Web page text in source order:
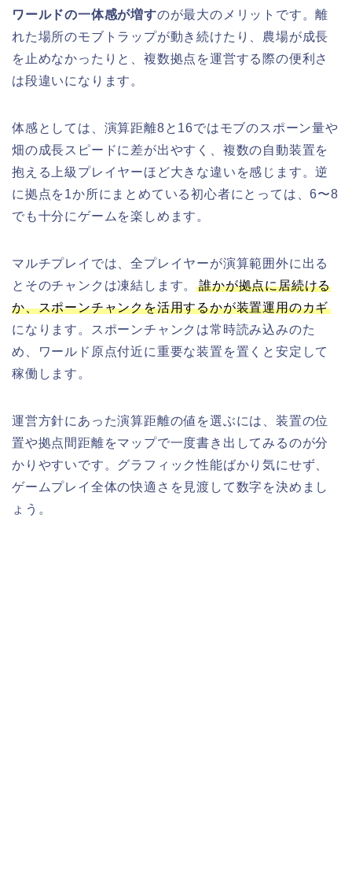
ワールドの一体感が増すのが最大のメリットです。離
れた場所のモブトラップが動き続けたり、農場が成長
を止めなかったりと、複数拠点を運営する際の便利さ
は段違いになります。
体感としては、演算距離8と16ではモブのスポーン量や
畑の成長スピードに差が出やすく、複数の自動装置を
抱える上級プレイヤーほど大きな違いを感じます。逆
に拠点を1か所にまとめている初心者にとっては、6〜8
でも十分にゲームを楽しめます。
マルチプレイでは、全プレイヤーが演算範囲外に出る
とそのチャンクは凍結します。誰かが拠点に居続ける
か、スポーンチャンクを活用するかが装置運用のカギ
になります。スポーンチャンクは常時読み込みのた
め、ワールド原点付近に重要な装置を置くと安定して
稼働します。
運営方針にあった演算距離の値を選ぶには、装置の位
置や拠点間距離をマップで一度書き出してみるのが分
かりやすいです。グラフィック性能ばかり気にせず、
ゲームプレイ全体の快適さを見渡して数字を決めまし
ょう。